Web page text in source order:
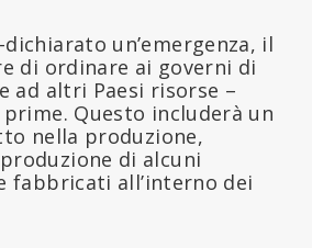
un’emergenza, il
di ordinare ai governi di
ad altri Paesi risorse –
Questo includerà un
nella produzione,
di alcuni
fabbricati all’interno dei